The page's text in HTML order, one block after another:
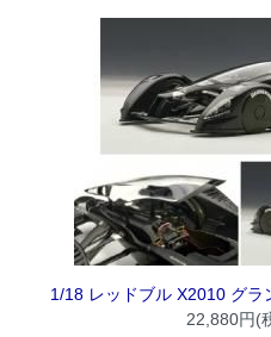
1/18 レッドブル X2010 グ
22,880円(